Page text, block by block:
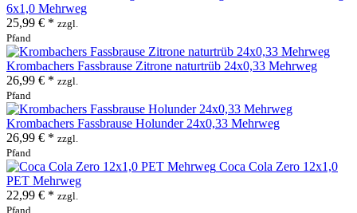
6x1,0 Mehrweg
25,99 € * zzgl.
Pfand
Krombachers Fassbrause Zitrone naturtrüb 24x0,33 Mehrweg
26,99 € * zzgl.
Pfand
Krombachers Fassbrause Holunder 24x0,33 Mehrweg
26,99 € * zzgl.
Pfand
Coca Cola Zero 12x1,0
PET Mehrweg
22,99 € * zzgl.
Pfand